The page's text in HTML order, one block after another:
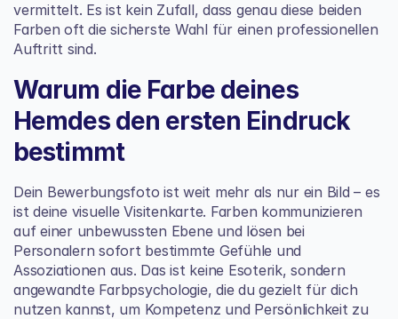
vermittelt. Es ist kein Zufall, dass genau diese beiden
Farben oft die sicherste Wahl für einen professionellen
Auftritt sind.
Warum die Farbe deines
Hemdes den ersten Eindruck
bestimmt
Dein Bewerbungsfoto ist weit mehr als nur ein Bild – es
ist deine visuelle Visitenkarte. Farben kommunizieren
auf einer unbewussten Ebene und lösen bei
Personalern sofort bestimmte Gefühle und
Assoziationen aus. Das ist keine Esoterik, sondern
angewandte Farbpsychologie, die du gezielt für dich
nutzen kannst, um Kompetenz und Persönlichkeit zu